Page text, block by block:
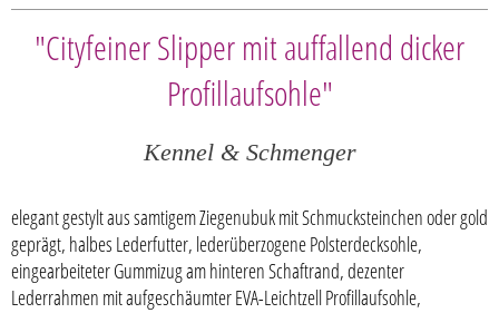
"Cityfeiner Slipper mit auffallend dicker
Profillaufsohle"
Kennel & Schmenger
elegant gestylt aus samtigem Ziegenubuk mit Schmucksteinchen oder gold
geprägt, halbes Lederfutter, lederüberzogene Polsterdecksohle,
eingearbeiteter Gummizug am hinteren Schaftrand, dezenter
Lederrahmen mit aufgeschäumter EVA-Leichtzell Profillaufsohle,